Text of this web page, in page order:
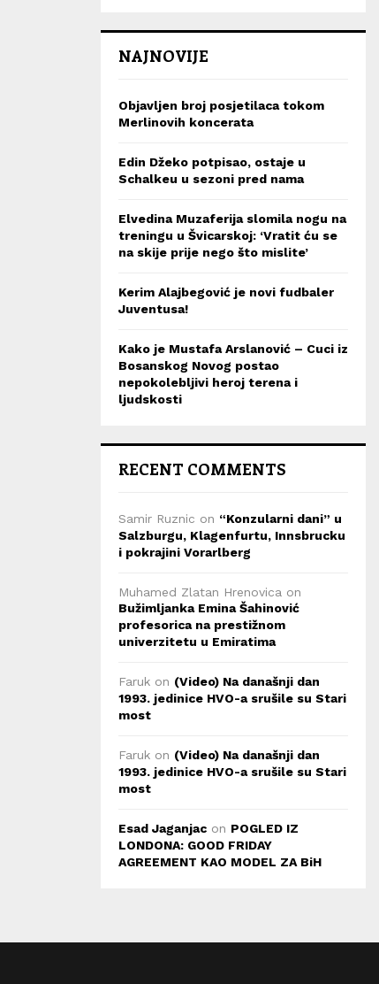
NAJNOVIJE
Objavljen broj posjetilaca tokom
Merlinovih koncerata
Edin Džeko potpisao, ostaje u
Schalkeu u sezoni pred nama
Elvedina Muzaferija slomila nogu na
treningu u Švicarskoj: ‘Vratit ću se
na skije prije nego što mislite’
Kerim Alajbegović je novi fudbaler
Juventusa!
Kako je Mustafa Arslanović – Cuci iz
Bosanskog Novog postao
nepokolebljivi heroj terena i
ljudskosti
RECENT COMMENTS
Samir Ruznic on “Konzularni dani” u
Salzburgu, Klagenfurtu, Innsbrucku
i pokrajini Vorarlberg
Muhamed Zlatan Hrenovica on
Bužimljanka Emina Šahinović
profesorica na prestižnom
univerzitetu u Emiratima
Faruk on (Video) Na današnji dan
1993. jedinice HVO-a srušile su Stari
most
Faruk on (Video) Na današnji dan
1993. jedinice HVO-a srušile su Stari
most
Esad Jaganjac on POGLED IZ
LONDONA: GOOD FRIDAY
AGREEMENT KAO MODEL ZA BiH